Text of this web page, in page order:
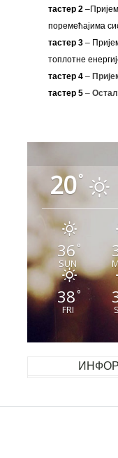
тастер 2–Пријем
поремећајима
тастер 3–
топлотне
тастер 4 –
тастер 5 –
20°
36°
SUN
38°
FRI